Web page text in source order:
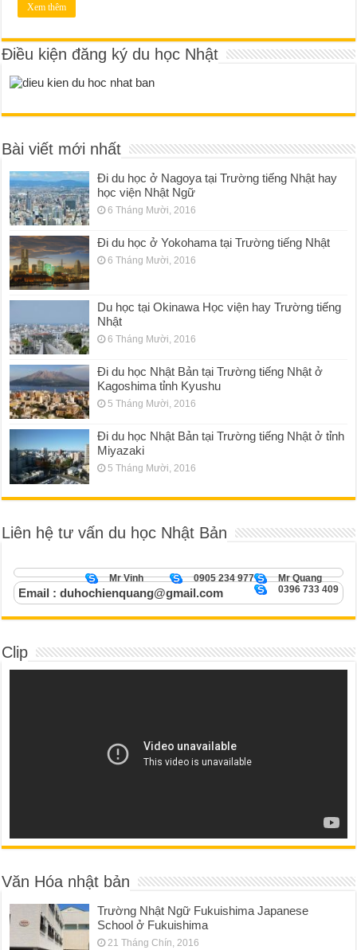
Xem thêm
Điều kiện đăng ký du học Nhật
Bài viết mới nhất
Đi du học ở Nagoya tại Trường tiếng Nhật hay
học viện Nhật Ngữ
6 Tháng Mười, 2016
Đi du học ở Yokohama tại Trường tiếng Nhật
6 Tháng Mười, 2016
Du học tại Okinawa Học viện hay Trường tiếng
Nhật
6 Tháng Mười, 2016
Đi du học Nhật Bản tại Trường tiếng Nhật ở
Kagoshima tỉnh Kyushu
5 Tháng Mười, 2016
Đi du học Nhật Bản tại Trường tiếng Nhật ở tỉnh
Miyazaki
5 Tháng Mười, 2016
Liên hệ tư vấn du học Nhật Bản
Mr Quang
0905 234 977
Mr Vinh
0396 733 409
Email : duhochienquang@gmail.com
Clip
Văn Hóa nhật bản
Trường Nhật Ngữ Fukuishima Japanese
School ở Fukuishima
21 Tháng Chín, 2016